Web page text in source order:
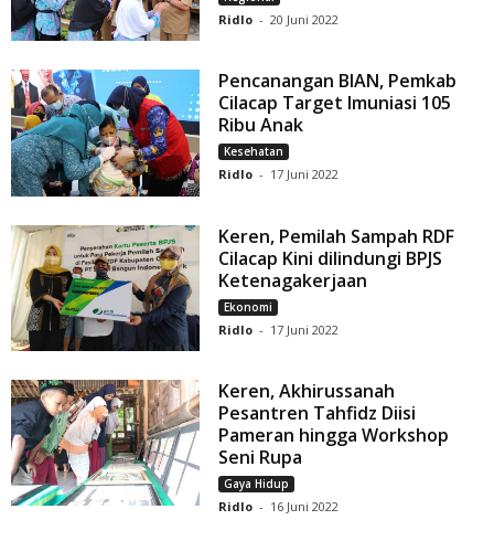
Ridlo - 20 Juni 2022
Pencanangan BIAN, Pemkab
Cilacap Target Imuniasi 105
Ribu Anak
Kesehatan
Ridlo - 17 Juni 2022
Keren, Pemilah Sampah RDF
Cilacap Kini dilindungi BPJS
Ketenagakerjaan
Ekonomi
Ridlo - 17 Juni 2022
Keren, Akhirussanah
Pesantren Tahfidz Diisi
Pameran hingga Workshop
Seni Rupa
Gaya Hidup
Ridlo - 16 Juni 2022